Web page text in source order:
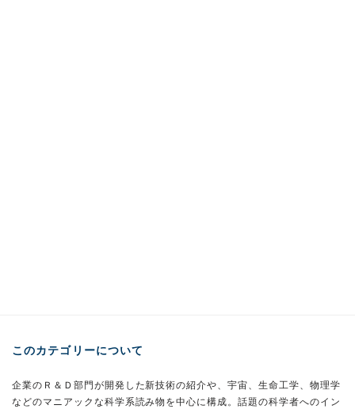
このカテゴリーについて
企業のＲ＆Ｄ部門が開発した新技術の紹介や、宇宙、生命工学、物理学
などのマニアックな科学系読み物を中心に構成。話題の科学者へのイン